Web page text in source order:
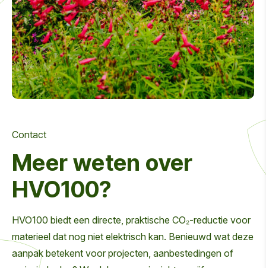
Contact
Meer weten over
HVO100?
HVO100 biedt een directe, praktische CO₂-reductie voor
materieel dat nog niet elektrisch kan. Benieuwd wat deze
aanpak betekent voor projecten, aanbestedingen of